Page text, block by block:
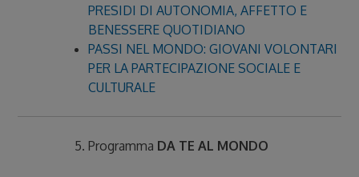
PRESIDI DI AUTONOMIA, AFFETTO E
BENESSERE QUOTIDIANO
PASSI NEL MONDO: GIOVANI VOLONTARI
PER LA PARTECIPAZIONE SOCIALE E
CULTURALE
Programma DA TE AL MONDO